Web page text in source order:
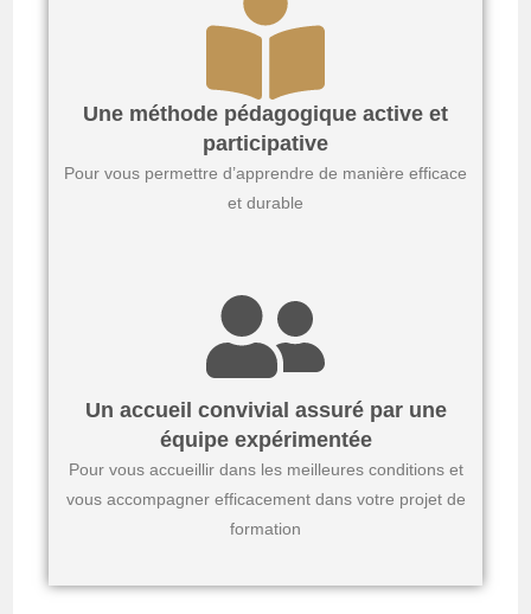
Une méthode pédagogique active et
participative
Pour vous permettre d’apprendre de manière efficace
et durable
Un accueil convivial assuré par une
équipe expérimentée
Pour vous accueillir dans les meilleures conditions et
vous accompagner efficacement dans votre projet de
formation